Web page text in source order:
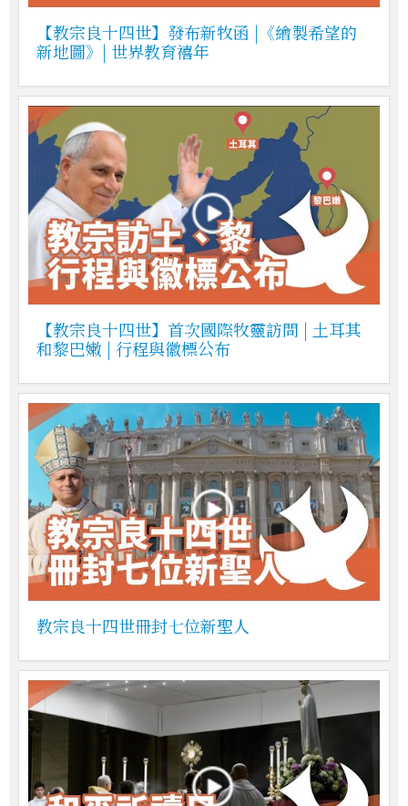
【教宗良十四世】發布新牧函 |《繪製希望的
新地圖》| 世界教育禧年
【教宗良十四世】首次國際牧靈訪問 | 土耳其
和黎巴嫩 | 行程與徽標公布
教宗良十四世冊封七位新聖人